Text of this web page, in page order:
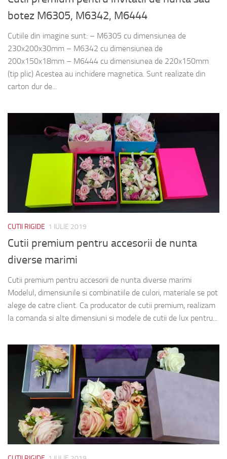
botez M6305, M6342, M6444
Cutiile din imagine sunt: – M6305 cu dimensiunea de
230x200x30mm – M6342 cu dimensiunea de
200x150x18mm – M6444 cu dimensiunea de 220x150mm
(tip plic) Acestea au inchidere magnetica. Sunt realizate din
carton dur de...
CUTII RIGIDE 1 IULIE 2019
Cutii premium pentru accesorii de nunta
diverse marimi
Cutii premium pentru accesorii de nunta diverse marimi
Modelul, dimensiunile si combinatiile de culori, materiale se pot
alege de catre client. Ca producator de cutii premium, realizam
la comanda si alte dimensiuni si modele de cutii de lux pentru...